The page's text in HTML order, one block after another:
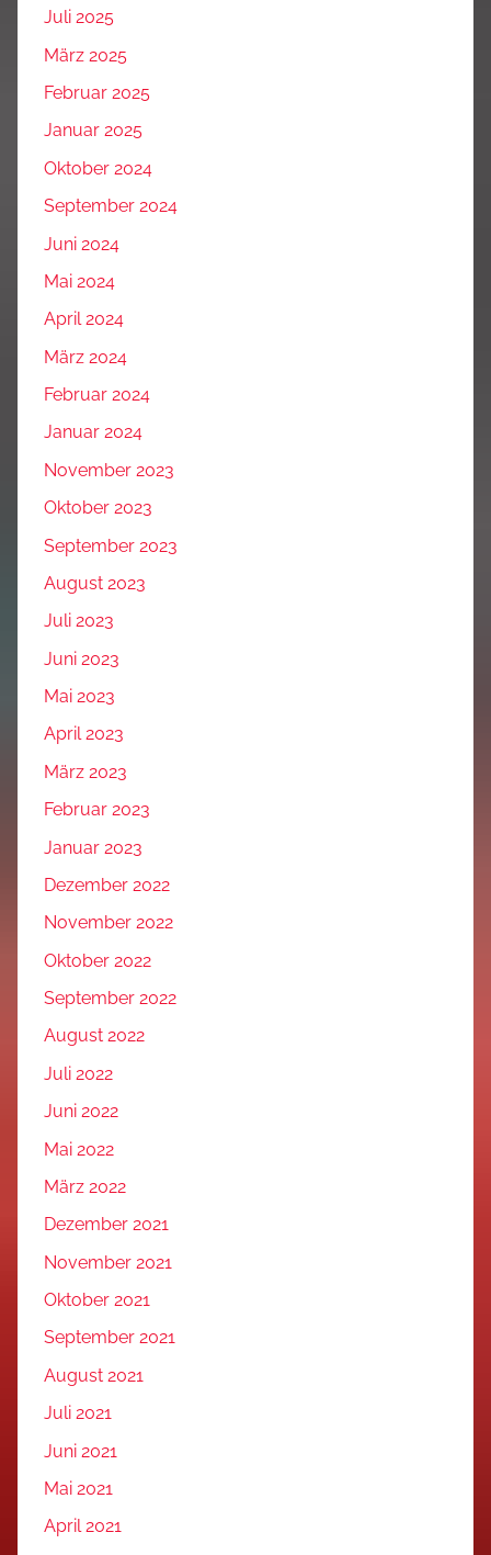
Juli 2025
März 2025
Februar 2025
Januar 2025
Oktober 2024
September 2024
Juni 2024
Mai 2024
April 2024
März 2024
Februar 2024
Januar 2024
November 2023
Oktober 2023
September 2023
August 2023
Juli 2023
Juni 2023
Mai 2023
April 2023
März 2023
Februar 2023
Januar 2023
Dezember 2022
November 2022
Oktober 2022
September 2022
August 2022
Juli 2022
Juni 2022
Mai 2022
März 2022
Dezember 2021
November 2021
Oktober 2021
September 2021
August 2021
Juli 2021
Juni 2021
Mai 2021
April 2021